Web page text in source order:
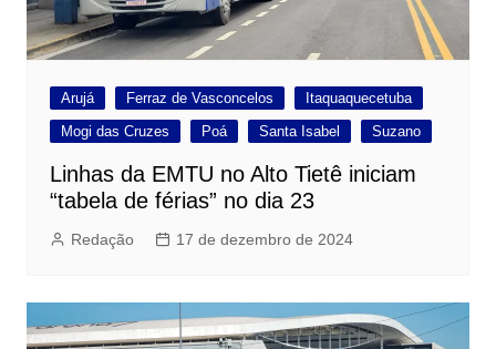
Arujá Ferraz de Vasconcelos
Itaquaquecetuba
Mogi das Cruzes
Poá Santa Isabel Suzano
Linhas da EMTU no Alto Tietê iniciam
“tabela de férias” no dia 23
Redação 17 de dezembro de 2024